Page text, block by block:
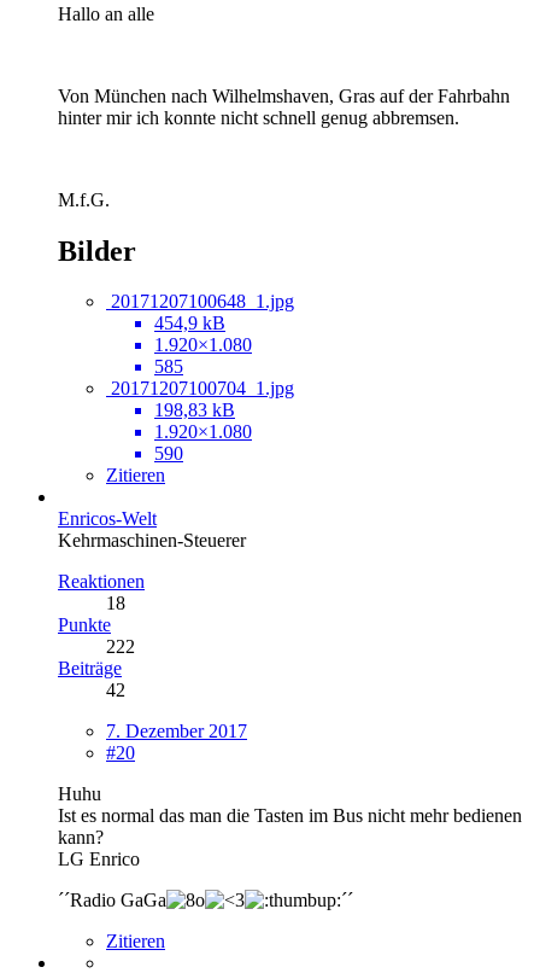
Hallo an alle
Von München nach Wilhelmshaven, Gras auf der Fahrbahn
hinter mir ich konnte nicht schnell genug abbremsen.
M.f.G.
Bilder
20171207100648_1.jpg
454,9 kB
1.920×1.080
585
20171207100704_1.jpg
198,83 kB
1.920×1.080
590
Zitieren
Enricos-Welt
Kehrmaschinen-Steuerer
Reaktionen
18
Punkte
222
Beiträge
42
7. Dezember 2017
#20
Huhu
Ist es normal das man die Tasten im Bus nicht mehr bedienen
kann?
LG Enrico
´´Radio GaGa
´´
Zitieren